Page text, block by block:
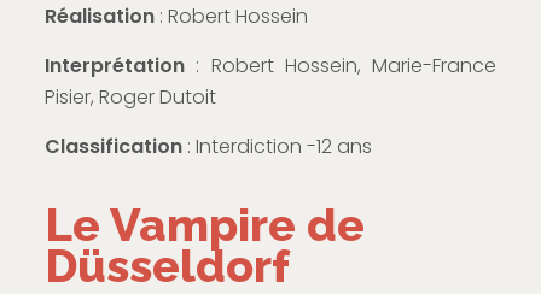
Réalisation: Robert Hossein
Interprétation : Robert Hossein, Marie-France
Pisier, Roger Dutoit
Classification : Interdiction -12 ans
Le Vampire de
Düsseldorf